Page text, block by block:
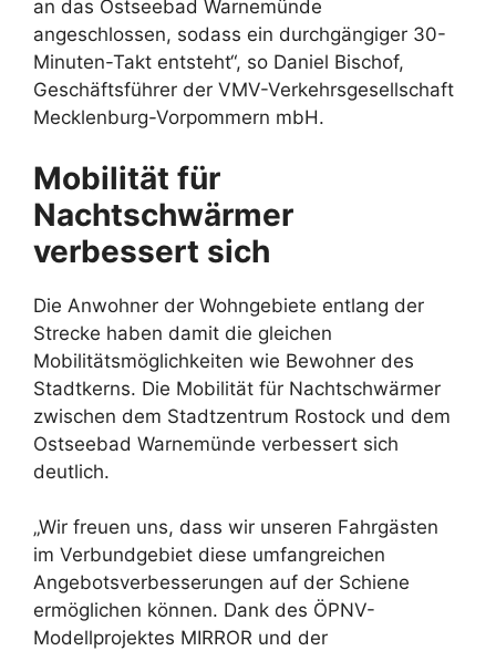
an das Ostseebad Warnemünde
angeschlossen, sodass ein durchgängiger 30-
Minuten-Takt entsteht“, so Daniel Bischof,
Geschäftsführer der VMV-Verkehrsgesellschaft
Mecklenburg-Vorpommern mbH.
Mobilität für
Nachtschwärmer
verbessert sich
Die Anwohner der Wohngebiete entlang der
Strecke haben damit die gleichen
Mobilitätsmöglichkeiten wie Bewohner des
Stadtkerns. Die Mobilität für Nachtschwärmer
zwischen dem Stadtzentrum Rostock und dem
Ostseebad Warnemünde verbessert sich
deutlich.
„Wir freuen uns, dass wir unseren Fahrgästen
im Verbundgebiet diese umfangreichen
Angebotsverbesserungen auf der Schiene
ermöglichen können. Dank des ÖPNV-
Modellprojektes MIRROR und der